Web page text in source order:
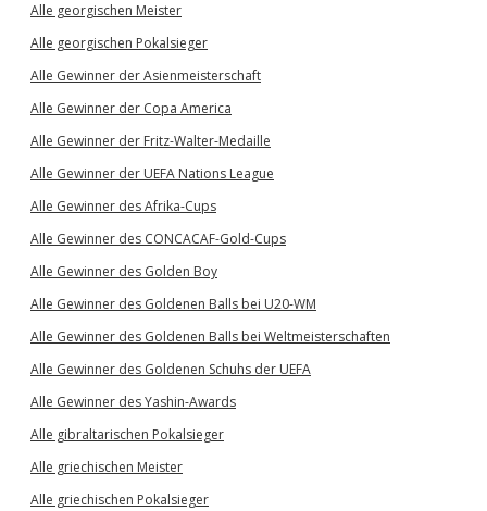
Alle georgischen Meister
Alle georgischen Pokalsieger
Alle Gewinner der Asienmeisterschaft
Alle Gewinner der Copa America
Alle Gewinner der Fritz-Walter-Medaille
Alle Gewinner der UEFA Nations League
Alle Gewinner des Afrika-Cups
Alle Gewinner des CONCACAF-Gold-Cups
Alle Gewinner des Golden Boy
Alle Gewinner des Goldenen Balls bei U20-WM
Alle Gewinner des Goldenen Balls bei Weltmeisterschaften
Alle Gewinner des Goldenen Schuhs der UEFA
Alle Gewinner des Yashin-Awards
Alle gibraltarischen Pokalsieger
Alle griechischen Meister
Alle griechischen Pokalsieger